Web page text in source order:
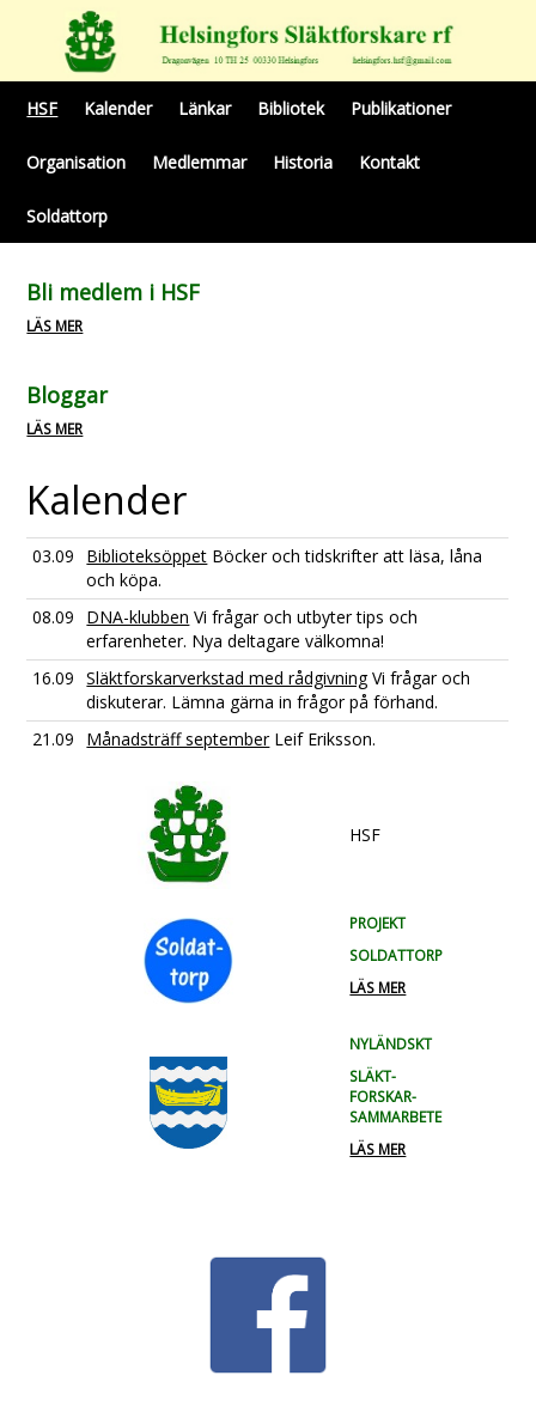
HSF Kalender Länkar Bibliotek Publikationer
Organisation Medlemmar Historia Kontakt
Soldattorp
Bli medlem i HSF
LÄS MER
Bloggar
LÄS MER
Kalender
03.09 Biblioteksöppet Böcker och tidskrifter att läsa, låna
och köpa.
08.09
DNA-klubben Vi frågar och utbyter tips och
erfarenheter. Nya deltagare välkomna!
16.09 Släktforskarverkstad med rådgivning Vi frågar och
diskuterar. Lämna gärna in frågor på förhand.
21.09
Månadsträff september Leif Eriksson.
HSF
PROJEKT
SOLDATTORP
LÄS MER
NYLÄNDSKT
SLÄKT-
FORSKAR-
SAMMARBETE
LÄS MER